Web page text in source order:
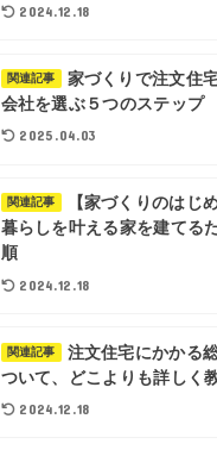
2024.12.18
関連記事
家づくりで注文住
会社を選ぶ５つのステップ
2025.04.03
関連記事
【家づくりのはじ
暮らしを叶える家を建てる
順
2024.12.18
関連記事
注文住宅にかかる
ついて、どこよりも詳しく
2024.12.18